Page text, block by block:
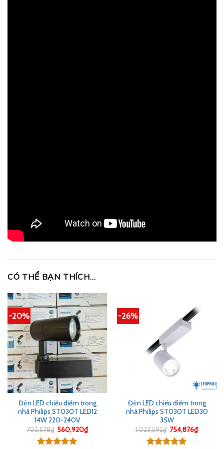
CÓ THỂ BẠN THÍCH…
-20%
Đèn LED chiếu điểm trong
nhà Philips ST030T LED12
14W 220-240V
702,578₫ Giá
gốc
là:
560,920₫Giá
hiện
-26%
Đèn LED chiếu điểm trong
nhà Philips ST030T LED30
35W
1,023,592₫ Giá
gốc
là:
754,876₫Giá
hiện